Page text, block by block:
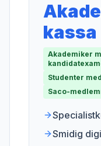
kassa
Akademiker
Studenter
Saco-
Smidig